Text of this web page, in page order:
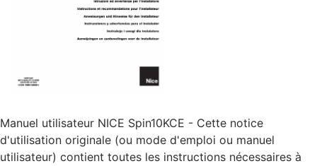
Manuel utilisateur NICE Spin10KCE - Cette notice
d'utilisation originale (ou mode d'emploi ou manuel
utilisateur) contient toutes les instructions nécessaires à